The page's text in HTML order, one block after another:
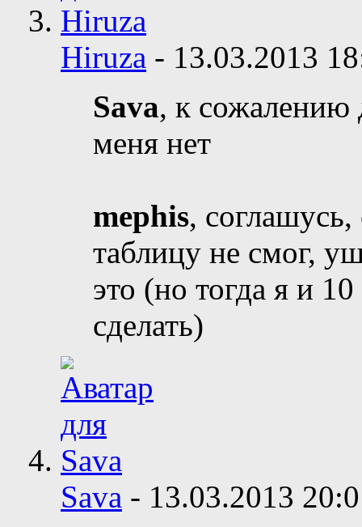
Hiruza - 13.03.2013
Sava, к сожалению
меня нет
mephis, соглашусь,
таблицу не смог,
это (но тогда я и
сделать)
Sava - 13.03.2013